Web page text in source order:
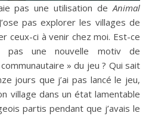
pas une utilisation deAnimal
pas explorer les villages de
ceux-ci à venir chez moi. Est-ce
pas une nouvelle motiv de
» du jeu ? Qui sait
jours que j’ai pas lancé le jeu,
village dans un état lamentable
partis pendant que j’avais le